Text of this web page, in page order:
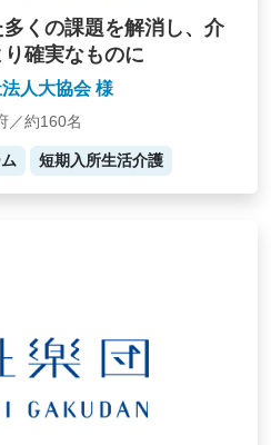
くの課題を解消し、介
確実なものに
人大協会 様
／約160名
短期入所生活介護